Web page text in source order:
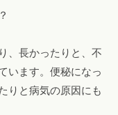
、長かったりと、不
います。便秘になっ
りと病気の原因にも